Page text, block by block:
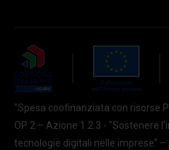
“Spesa coofinanziata con risorse
OP 2 – Azione 1.2.3 - "Sostenere
tecnologie digitali nelle imprese”